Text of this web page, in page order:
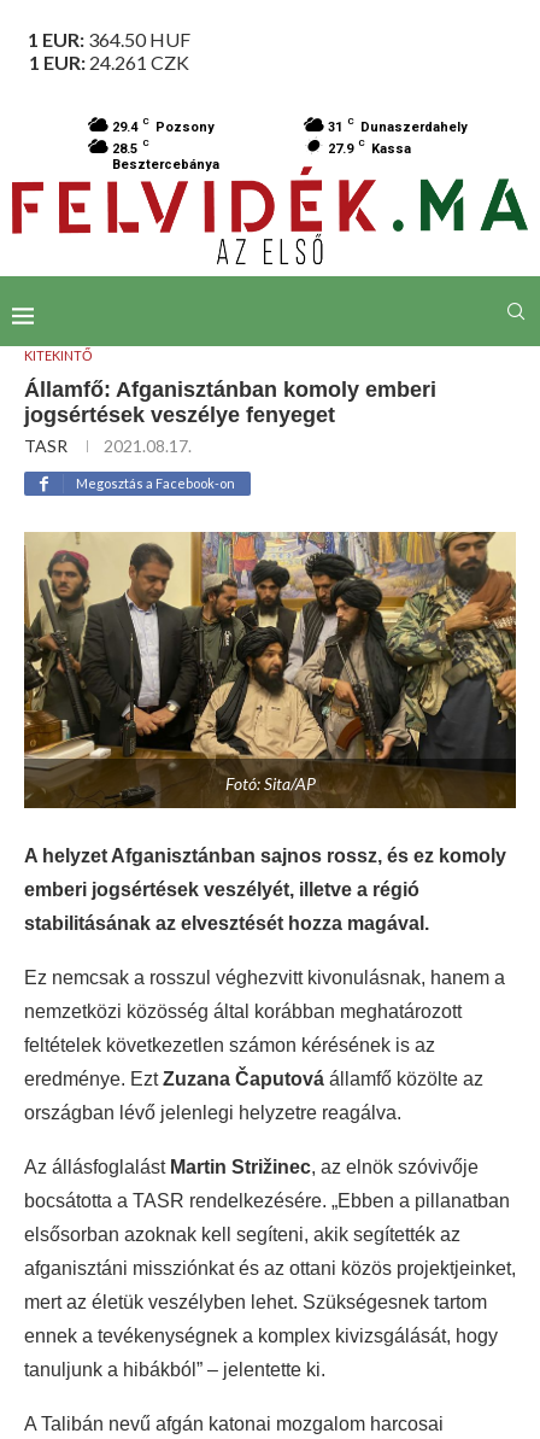
1 EUR: 364.50HUF
1 EUR: 24.261 CZK
29.4 C Pozsony 31 C
Dunaszerdahely
28.5 C
Besztercebánya
27.9 C Kassa
KITEKINTŐ
Államfő: Afganisztánban komoly emberi
jogsértések veszélye fenyeget
TASR 2021.08.17.
Megosztás a Facebook-on
Fotó: Sita/AP
A helyzet Afganisztánban sajnos rossz, és ez komoly
emberi jogsértések veszélyét, illetve a régió
stabilitásának az elvesztését hozza magával.
Ez nemcsak a rosszul véghezvitt kivonulásnak, hanem a
nemzetközi közösség által korábban meghatározott
feltételek következetlen számon kérésének is az
eredménye. EztZuzana Čaputová államfő közölte az
országban lévő jelenlegi helyzetre reagálva.
Az állásfoglalást Martin Strižinec, az elnök szóvivője
bocsátotta a TASR rendelkezésére. „Ebben a pillanatban
elsősorban azoknak kell segíteni, akik segítették az
afganisztáni missziónkat és az ottani közös projektjeinket,
mert az életük veszélyben lehet. Szükségesnek tartom
ennek a tevékenységnek a komplex kivizsgálását, hogy
tanuljunk a hibákból” – jelentette ki.
A Talibán nevű afgán katonai mozgalom harcosai